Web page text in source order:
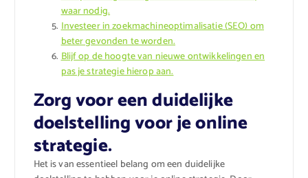
waar nodig.
Investeer in zoekmachineoptimalisatie (SEO) om
beter gevonden te worden.
Blijf op de hoogte van nieuwe ontwikkelingen en
pas je strategie hierop aan.
Zorg voor een duidelijke
doelstelling voor je online
strategie.
Het is van essentieel belang om een duidelijke